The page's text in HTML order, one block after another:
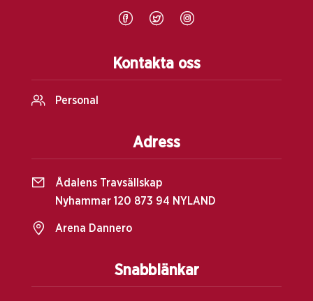
Snabblänkar
Kontakta oss
Personal
Adress
Ådalens Travsällskap
Nyhammar 120 873 94 NYLAND
Arena Dannero